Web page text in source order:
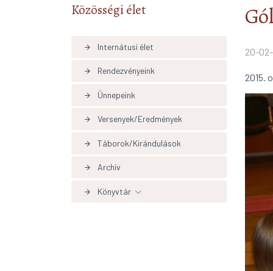
Közösségi élet
arrow_forward Internátusi élet
arrow_forward Rendezvényeink
arrow_forward Ünnepeink
arrow_forward Versenyek/Eredmények
arrow_forward Táborok/Kirándulások
arrow_forward Archív
arrow_forward Könyvtár
20-02-
2015.